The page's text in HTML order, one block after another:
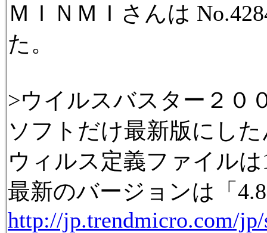
ＭＩＮＭＩさんは
た。
>ウイルスバスター２０
ソフトだけ最新版にし
ウィルス定義ファイルは
最新のバージョンは「
http://jp.trendmicro.com/